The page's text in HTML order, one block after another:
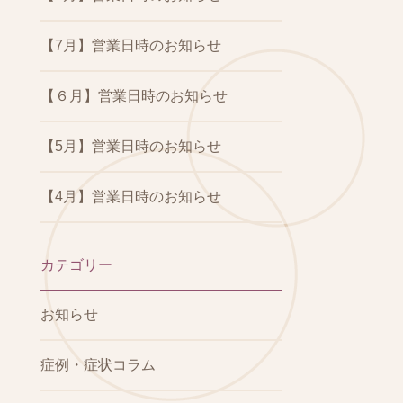
【7月】営業日時のお知らせ
【６月】営業日時のお知らせ
【5月】営業日時のお知らせ
【4月】営業日時のお知らせ
カテゴリー
お知らせ
症例・症状コラム